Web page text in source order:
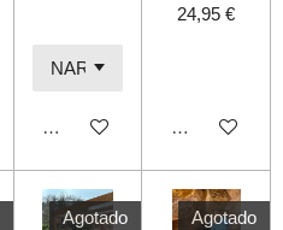
Agotado
24,95 €
Agotado
Agotado Agotado